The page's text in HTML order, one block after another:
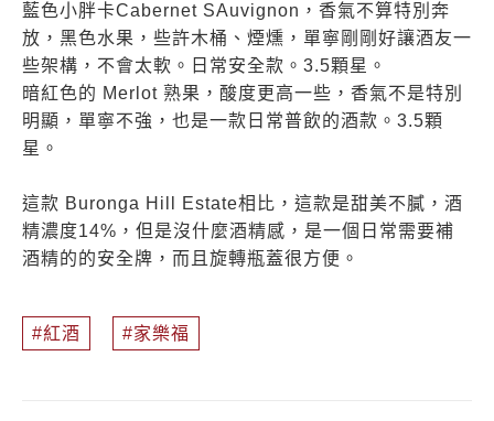
藍色小胖卡Cabernet SAuvignon，香氣不算特別奔
放，黑色水果，些許木桶、煙燻，單寧剛剛好讓酒友一
些架構，不會太軟。日常安全款。3.5顆星。
暗紅色的 Merlot 熟果，酸度更高一些，香氣不是特別
明顯，單寧不強，也是一款日常普飲的酒款。3.5顆
星。
這款 Buronga Hill Estate相比，這款是甜美不膩，酒
精濃度14%，但是沒什麼酒精感，是一個日常需要補
酒精的的安全牌，而且旋轉瓶蓋很方便。
紅酒 家樂福